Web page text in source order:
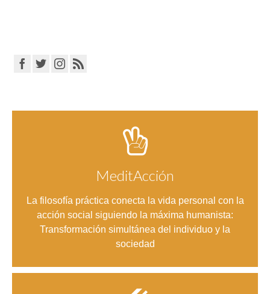
MeditAcción
La filosofía práctica conecta la vida personal con la
acción social siguiendo la máxima humanista:
Transformación simultánea del individuo y la
sociedad